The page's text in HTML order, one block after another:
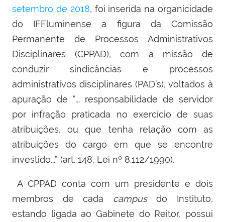
setembro de 2018, foi inserida na organicidade
do IFFluminense a figura da Comissão
Permanente de Processos Administrativos
Disciplinares (CPPAD), com a missão de
conduzir sindicâncias e processos
administrativos disciplinares (PAD’s), voltados à
apuração de “... responsabilidade de servidor
por infração praticada no exercício de suas
atribuições, ou que tenha relação com as
atribuições do cargo em que se encontre
investido...” (art. 148, Lei nº 8.112/1990).
A CPPAD conta com um presidente e dois
membros de cada campusdo Instituto,
estando ligada ao Gabinete do Reitor, possui